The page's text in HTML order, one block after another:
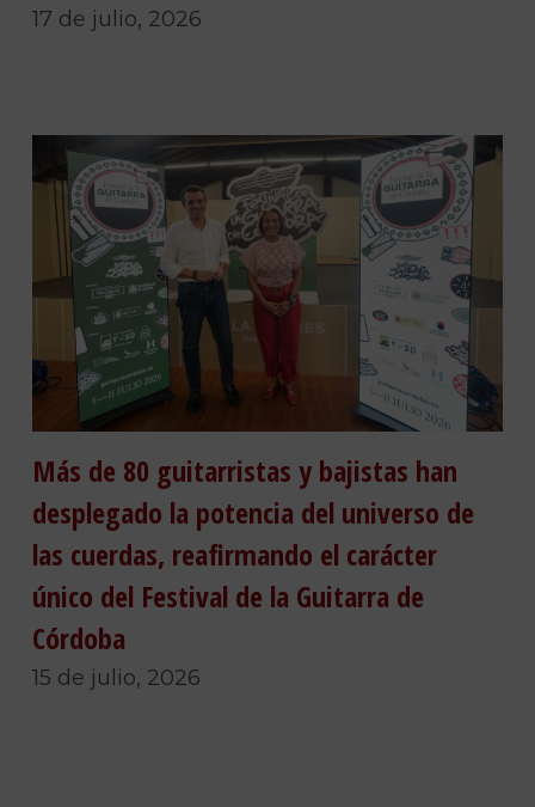
17 de julio, 2026
Más de 80 guitarristas y bajistas han
desplegado la potencia del universo de
las cuerdas, reafirmando el carácter
único del Festival de la Guitarra de
Córdoba
15 de julio, 2026